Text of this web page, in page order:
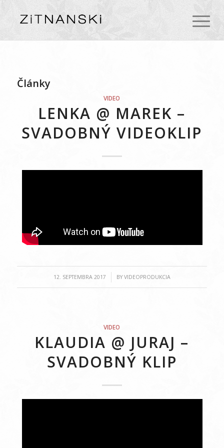
Články
VIDEO
LENKA @ MAREK –
SVADOBNÝ VIDEOKLIP
12. SEPTEMBRA 2017
/ BY VIDEOPRODUKCIA
VIDEO
KLAUDIA @ JURAJ –
SVADOBNÝ KLIP